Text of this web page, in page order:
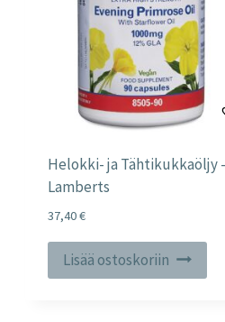
Helokki- ja Tähtikukkaöljy
Lamberts
37,40€
Lisää ostoskoriin